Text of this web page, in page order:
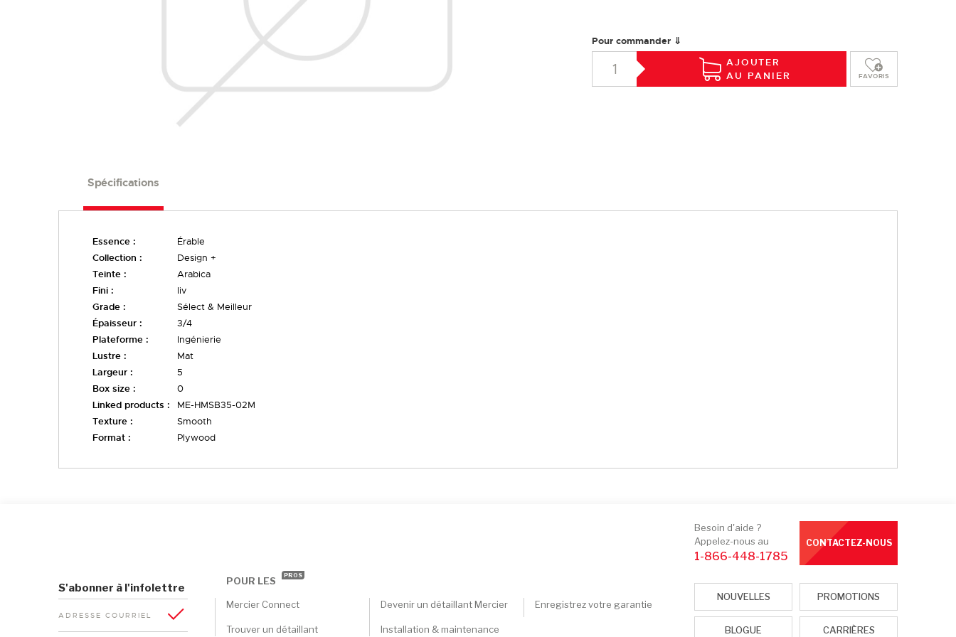
Pour commander ⇓
AJOUTER
AU PANIER
FAVORIS
Spécifications
Essence :
Érable
Collection :
Design +
Teinte :
Arabica
Fini :
liv
Grade :
Sélect & Meilleur
Épaisseur :
3/4
Plateforme :
Ingénierie
Lustre :
Mat
Largeur :
5
Box size :
0
Linked products :
ME-HMSB35-02M
Texture :
Smooth
Format :
Plywood
S'abonner à l'infolettre
ADRESSE COURRIEL
POUR LES PROS
Mercier Connect
Trouver un détaillant
Devenir un détaillant Mercier
Installation & maintenance
Enregistrez votre garantie
Besoin d'aide ?
Appelez-nous au
1-866-448-1785
CONTACTEZ-NOUS
NOUVELLES PROMOTIONS
BLOGUE CARRIÈRES